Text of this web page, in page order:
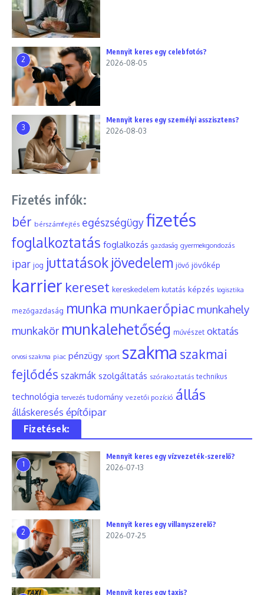
2
Mennyit keres egy celebfotós?
2026-08-05
3
Mennyit keres egy személyi asszisztens?
2026-08-03
Fizetés infók:
bér bérszámfejtés egészségügyfizetés
foglalkoztatás foglalkozás gazdaság gyermekgondozás
ipar jog juttatások jövedelem jövő jövőkép
karrier kereset kereskedelem kutatás képzés logisztika
mezőgazdaság munka munkaerőpiac munkahely
munkakör munkalehetőség művészet oktatás
orvosi szakma piac pénzügy sport szakma szakmai
fejlődés szakmák szolgáltatás szórakoztatás technikus
technológia tervezés tudomány vezetői pozíció állás
álláskeresés építőipar
Fizetések:
1
Mennyit keres egy vízvezeték-szerelő?
2026-07-13
2
Mennyit keres egy villanyszerelő?
2026-07-25
Mennyit keres egy taxis?